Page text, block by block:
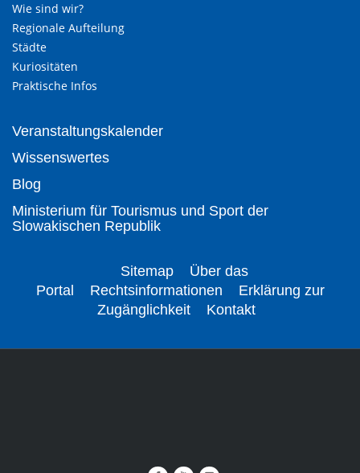
Wie sind wir?
Regionale Aufteilung
Städte
Kuriositäten
Praktische Infos
Veranstaltungskalender
Wissenswertes
Blog
Ministerium für Tourismus und Sport der
Slowakischen Republik
Sitemap
Über das
Portal
Rechtsinformationen
Erklärung zur
Zugänglichkeit
Kontakt